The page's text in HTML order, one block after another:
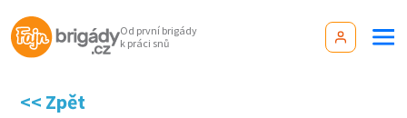
Od první brigády
k práci snů
<< Zpět